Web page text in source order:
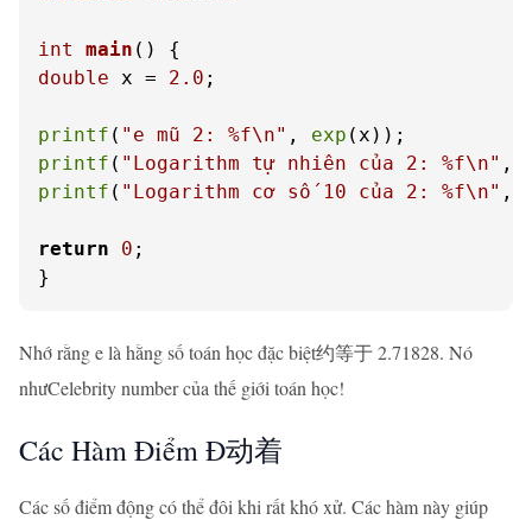
int main ()
double x = 2.0 ;
printf ( "e mũ 2: %f\n" , exp
printf ( "Logarithm tự nhiên của 2: %f\n" ,
printf ( "Logarithm cơ số 10 của 2: %f\n" ,
return 0 ;
}
Nhớ rằng e là hằng số toán học đặc biệt约等于 2.71828. Nó
nhưCelebrity number của thế giới toán học!
Các Hàm Điểm Đ动着
Các số điểm động có thể đôi khi rất khó xử. Các hàm này giúp